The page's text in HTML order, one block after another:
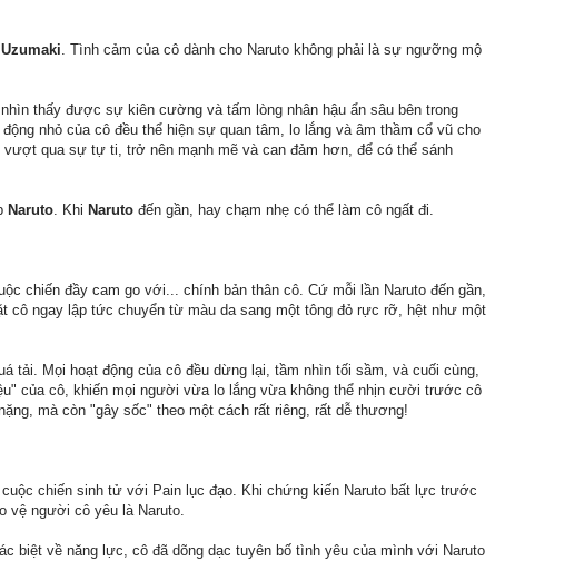
. Tình cảm của cô dành cho Naruto không phải là sự ngưỡng mộ
thấy được sự kiên cường và tấm lòng nhân hậu ẩn sâu bên trong
nhỏ của cô đều thể hiện sự quan tâm, lo lắng và âm thầm cổ vũ cho
qua sự tự ti, trở nên mạnh mẽ và can đảm hơn, để có thể sánh
Naruto. Khi Naruto đến gần, hay chạm nhẹ có thể làm cô ngất đi.
chiến đầy cam go với... chính bản thân cô. Cứ mỗi lần Naruto đến gần,
cô ngay lập tức chuyển từ màu da sang một tông đỏ rực rỡ, hệt như một
tải. Mọi hoạt động của cô đều dừng lại, tầm nhìn tối sầm, và cuối cùng,
của cô, khiến mọi người vừa lo lắng vừa không thể nhịn cười trước cô
mà còn "gây sốc" theo một cách rất riêng, rất dễ thương!
chiến sinh tử với Pain lục đạo. Khi chứng kiến Naruto bất lực trước
vệ người cô yêu là Naruto.
biệt về năng lực, cô đã dõng dạc tuyên bố tình yêu của mình với Naruto